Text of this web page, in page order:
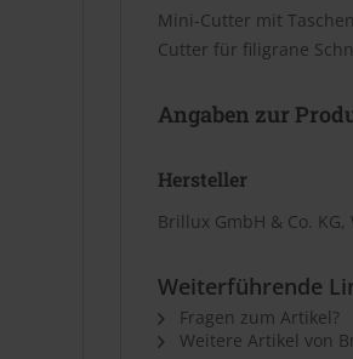
Mini-Cutter mit
Cutter für filigrane
Angaben zur
Hersteller
Brillux GmbH & Co.
Weiterführende
Fragen zum Artikel?
Weitere Artikel von